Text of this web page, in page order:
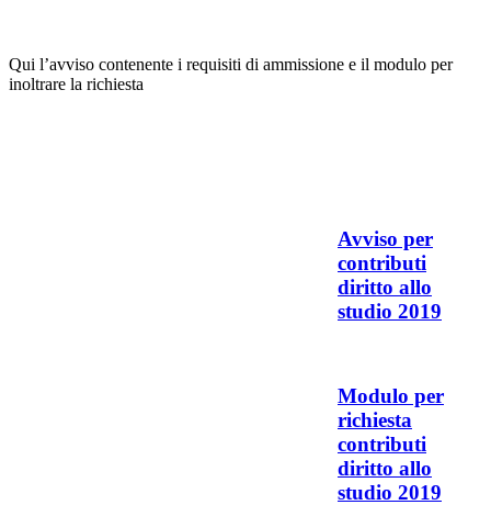
Qui l’avviso contenente i requisiti di ammissione e il modulo per
inoltrare la richiesta
Avviso per
contributi
diritto allo
studio 2019
Modulo per
richiesta
contributi
diritto allo
studio 2019